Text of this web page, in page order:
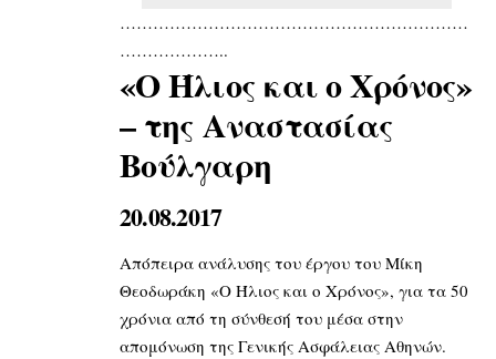
………………………………………………………
………………..
«Ο Ήλιος και ο Χρόνος»
– της Αναστασίας
Βούλγαρη
20.08.2017
Απόπειρα ανάλυσης του έργου του Μίκη
Θεοδωράκη «Ο Ήλιος και ο Χρόνος», για τα 50
χρόνια από τη σύνθεσή του μέσα στην
απομόνωση της Γενικής Ασφάλειας Αθηνών.